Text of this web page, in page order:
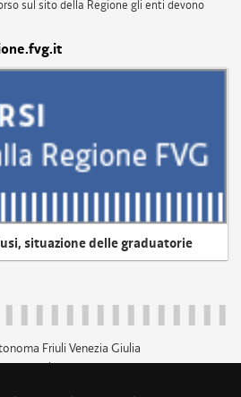
sul sito della Regione gli enti devono
situazione delle graduatorie
Friuli Venezia Giulia
p.iva 00526040324